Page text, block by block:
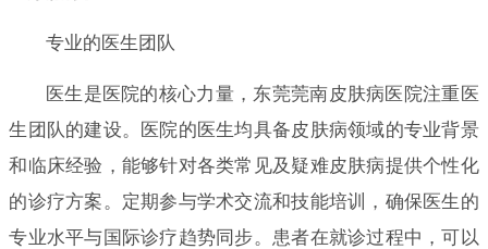
专业的医生团队
医生是医院的核心力量，东莞莞南皮肤病医院注重医
生团队的建设。医院的医生均具备皮肤病领域的专业背景
和临床经验，能够针对各类常见及疑难皮肤病提供个性化
的诊疗方案。定期参与学术交流和技能培训，确保医生的
专业水平与国际诊疗趋势同步。患者在就诊过程中，可以